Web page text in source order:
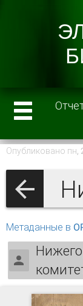
Опубликовано пн,
Метаданные в